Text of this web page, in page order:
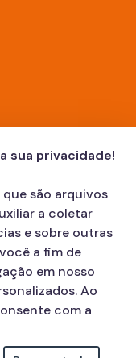
São Paulo
de São Paulo
sua privacidade!
são arquivos
a coletar
e sobre outras
a fim de
em nosso
Ao
com a